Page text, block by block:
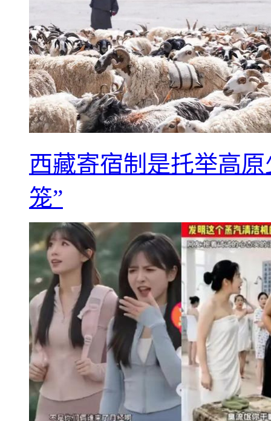
西藏寄宿制是托举高
笼”